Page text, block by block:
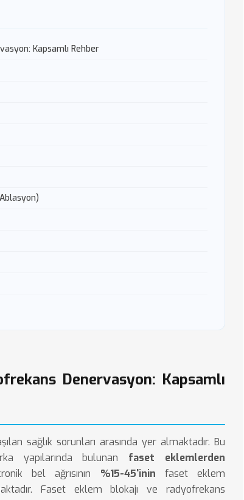
Kapsamlı Rehber
Denervasyon: Kapsamlı
sağlık sorunları arasında yer almaktadır. Bu
yapılarında bulunan faset eklemlerden
bel ağrısının %15-45'inin faset eklem
Faset eklem blokajı ve radyofrekans